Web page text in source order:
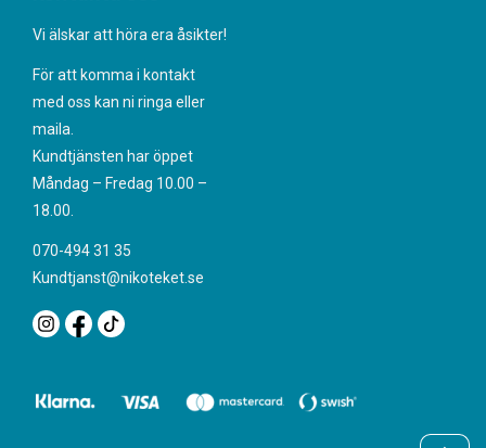
Vi älskar att höra era åsikter!
För att komma i kontakt
med oss kan ni ringa eller
maila.
Kundtjänsten har öppet
Måndag – Fredag 10.00 –
18.00.
070-494 31 35
Kundtjanst@nikoteket.se